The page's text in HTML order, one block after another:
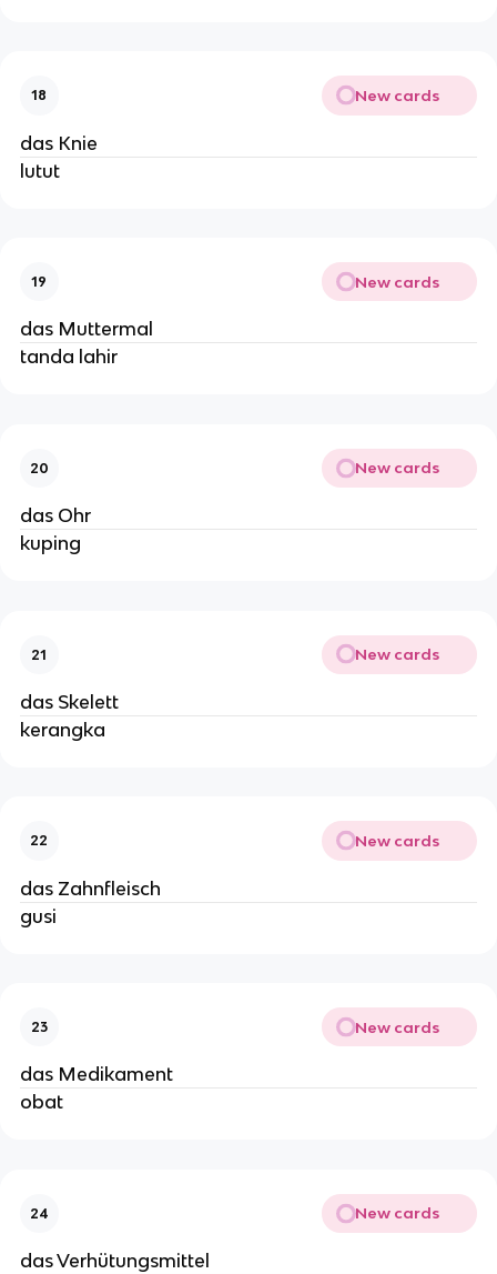
18 New cards
das Knie
lutut
19 New cards
das Muttermal
tanda lahir
20 New cards
das Ohr
kuping
21 New cards
das Skelett
kerangka
22 New cards
das Zahnfleisch
gusi
23 New cards
das Medikament
obat
24 New cards
das Verhütungsmittel